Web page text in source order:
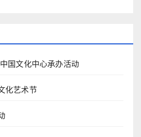
国文化中心承办活动
化艺术节